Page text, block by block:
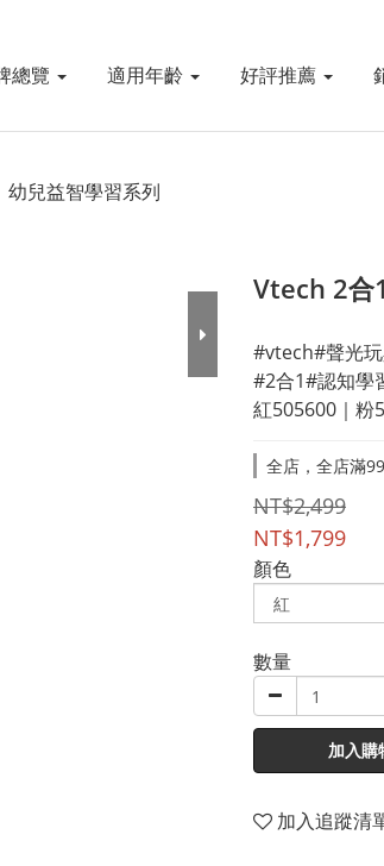
總覽 適用年齡 好評推薦
幼兒益智學習系列
Vtech 2合
#vtech#聲光
#2合1#認知學
紅505600｜粉
全店，全店滿
NT$2,499
NT$1,799
顏色
數量
加入購
加入追蹤清